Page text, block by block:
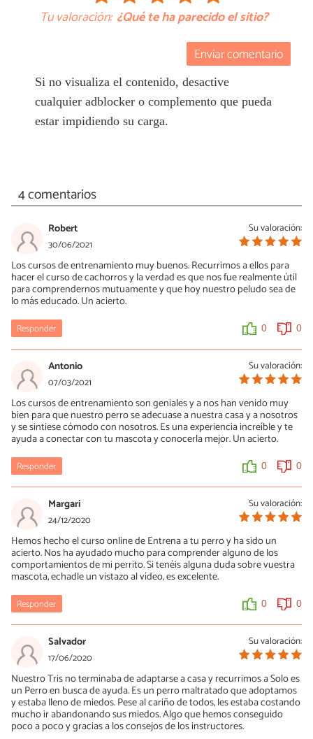
Tu valoración: ¿Qué te ha parecido el sitio?
Enviar comentario
Si no visualiza el contenido, desactive
cualquier adblocker o complemento que pueda
estar impidiendo su carga.
4 comentarios
Su valoración:
Robert
30/06/2021
Los cursos de entrenamiento muy buenos. Recurrimos a ellos para
hacer el curso de cachorros y la verdad es que nos fue realmente útil
para comprendernos mutuamente y que hoy nuestro peludo sea de
lo más educado. Un acierto.
Responder 0 0
Su valoración:
Antonio
07/03/2021
Los cursos de entrenamiento son geniales y a nos han venido muy
bien para que nuestro perro se adecuase a nuestra casa y a nosotros
y se sintiese cómodo con nosotros. Es una experiencia increíble y te
ayuda a conectar con tu mascota y conocerla mejor. Un acierto.
Responder 0 0
Su valoración:
Margari
24/12/2020
Hemos hecho el curso online de Entrena a tu perro y ha sido un
acierto. Nos ha ayudado mucho para comprender alguno de los
comportamientos de mi perrito. Si tenéis alguna duda sobre vuestra
mascota, echadle un vistazo al vídeo, es excelente.
Responder 0 0
Su valoración:
Salvador
17/06/2020
Nuestro Tris no terminaba de adaptarse a casa y recurrimos a Solo es
un Perro en busca de ayuda. Es un perro maltratado que adoptamos
y estaba lleno de miedos. Pese al cariño de todos, les estaba costando
mucho ir abandonando sus miedos. Algo que hemos conseguido
poco a poco y gracias a los consejos de los instructores.